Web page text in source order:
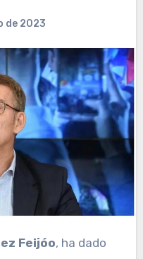
de 2023
Feijóo, ha dado